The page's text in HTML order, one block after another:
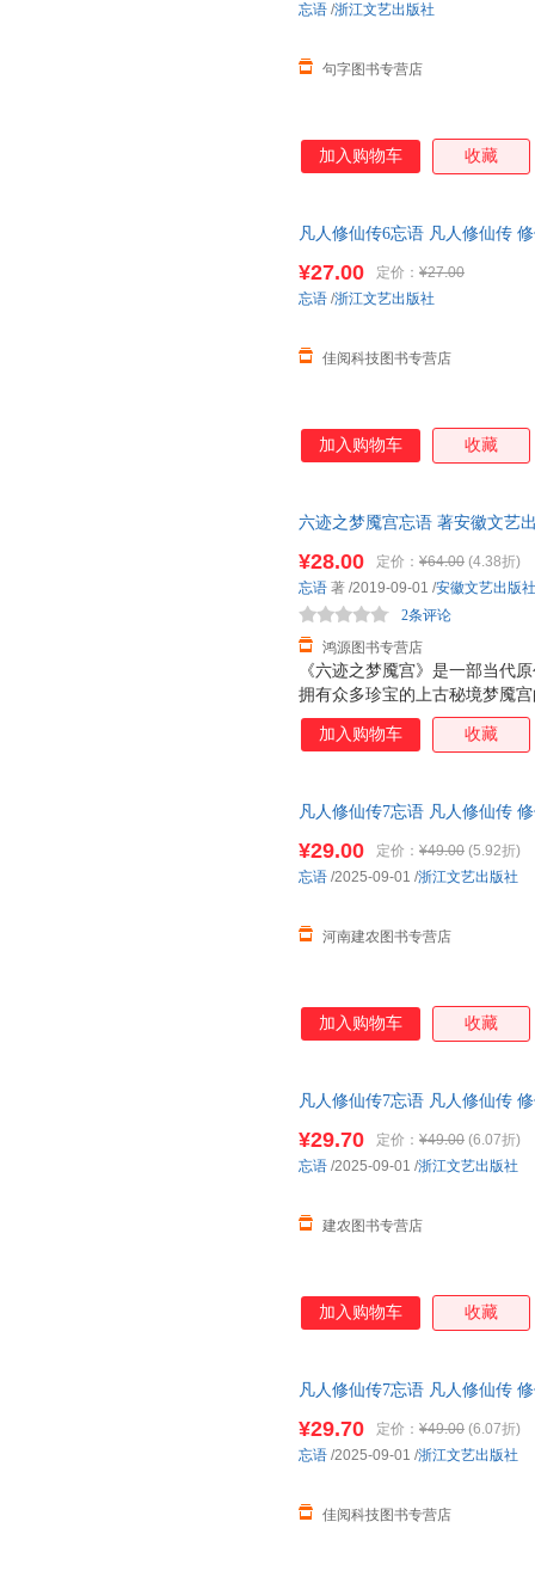
句字图书专营店
忘语 /浙江文艺出版社
加入购物车 收藏
凡人修仙传6忘语 凡人修仙传
¥27.00 定价： ¥27.00
佳阅科技图书专营店
忘语 /浙江文艺出版社
加入购物车 收藏
六迹之梦魇宫忘语 著安徽文艺
《六迹之梦魇宫》是一部当代
拥有众多珍宝的上古秘境梦魇
中，历经磨难，意志坚定，功
为钟家家主继承人。小说情节
¥28.00 定价： ¥64.00 (4.38折)
鸿源图书专营店
2条评论
忘语 著 /2019-09-01 /安徽文艺出版社
加入购物车 收藏
凡人修仙传7忘语 凡人修仙传
¥29.00 定价： ¥49.00 (5.92折)
河南建农图书专营店
忘语 /2025-09-01 /浙江文艺出版社
加入购物车 收藏
凡人修仙传7忘语 凡人修仙传
¥29.70 定价： ¥49.00 (6.07折)
建农图书专营店
忘语 /2025-09-01 /浙江文艺出版社
加入购物车 收藏
凡人修仙传7忘语 凡人修仙传
¥29.70 定价： ¥49.00 (6.07折)
佳阅科技图书专营店
忘语 /2025-09-01 /浙江文艺出版社